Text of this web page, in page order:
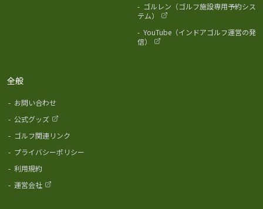
- ゴルレン（ゴルフ施設専用予約シス
テム）
- YouTube（インドアゴルフ運営の発
信）
全般
- お問い合わせ
- 公式グッズ
- ゴルフ関連リンク
- プライバシーポリシー
- 利用規約
- 運営会社